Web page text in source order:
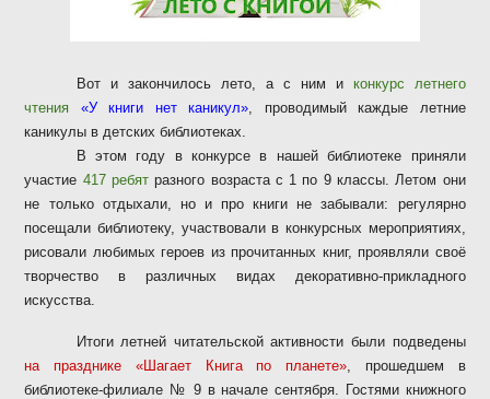
Вот и закончилось лето, а с ним и конкурс летнего
чтения
«У книги нет каникул» , проводимый каждые летние
каникулы в детских библиотеках.
В этом году в конкурсе в нашей библиотеке приняли
участие 417 ребят разного возраста с 1 по 9 классы. Летом они
не только отдыхали, но и про книги не забывали: регулярно
посещали библиотеку, участвовали в конкурсных мероприятиях,
рисовали любимых героев из прочитанных книг, проявляли своё
творчество в различных видах декоративно-прикладного
искусства.
Итоги летней читательской активности были подведены
на празднике «Шагает Книга по планете» , прошедшем в
библиотеке-филиале № 9 в начале сентября. Гостями книжного